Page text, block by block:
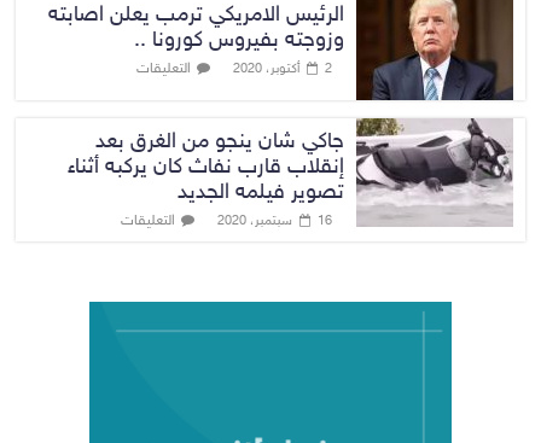
الرئيس الامريكي ترمب يعلن اصابته
وزوجته بفيروس كورونا ..
2 أكتوبر، 2020 التعليقات
جاكي شان ينجو من الغرق بعد
إنقلاب قارب نفاث كان يركبه أثناء
تصوير فيلمه الجديد
16 سبتمبر، 2020 التعليقات